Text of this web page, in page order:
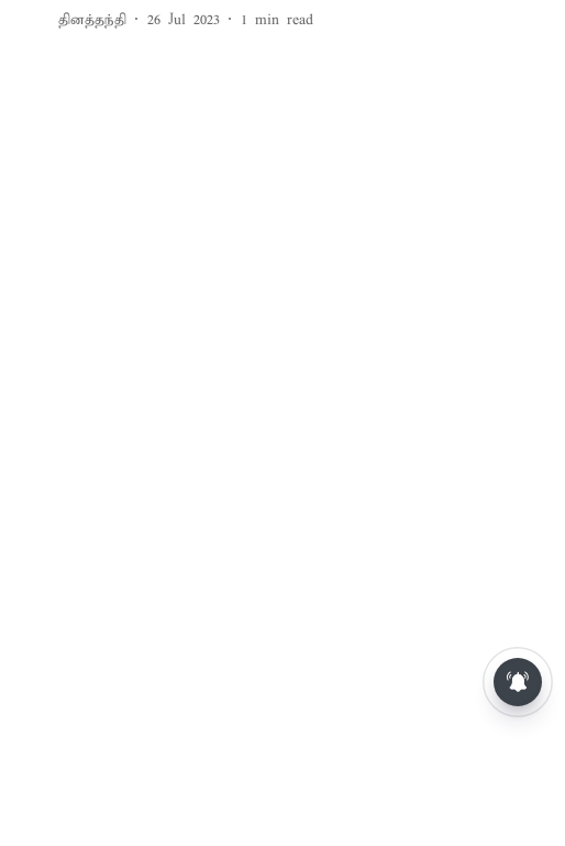
தினத்தந்தி 26 Jul 2023 1 min read